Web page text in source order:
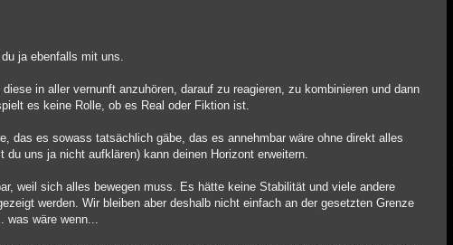
ja ebenfalls mit uns.
in aller vernunft anzuhören, darauf zu reagieren, zu kombinieren und dann
es keine Rolle, ob es Real oder Fiktion ist.
das es sowass tatsächlich gäbe, das es annehmbar wäre ohne direkt alles
uns ja nicht aufklären) kann deinen Horizont erweitern.
weil sich alles bewegen muss. Es hätte keine Stabilität und viele andere
werden. Wir bleiben aber deshalb nicht einfach an der gesetzten Grenze
was wäre wenn...